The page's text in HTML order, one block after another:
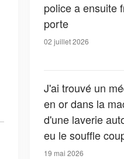
police a ensuite
porte
02 juillet 2026
J'ai trouvé un
en or dans la
d'une laverie
eu le souffle
découvrant ma
19 mai 2026